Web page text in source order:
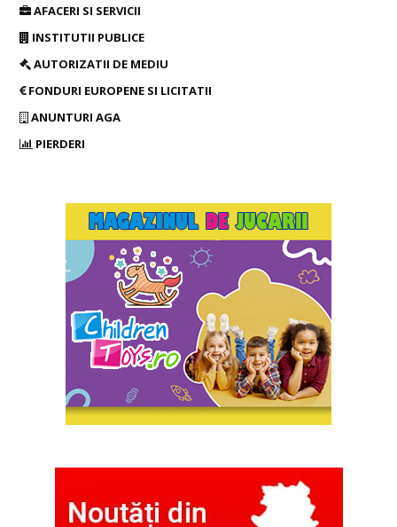
AFACERI SI SERVICII
INSTITUTII PUBLICE
AUTORIZATII DE MEDIU
FONDURI EUROPENE SI LICITATII
ANUNTURI AGA
PIERDERI